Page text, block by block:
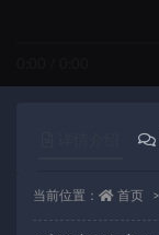
当前位置： 首页